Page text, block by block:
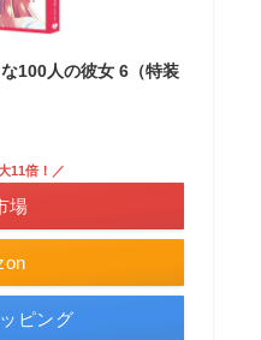
100人の彼女 6（特装
11倍！／
場
ピング